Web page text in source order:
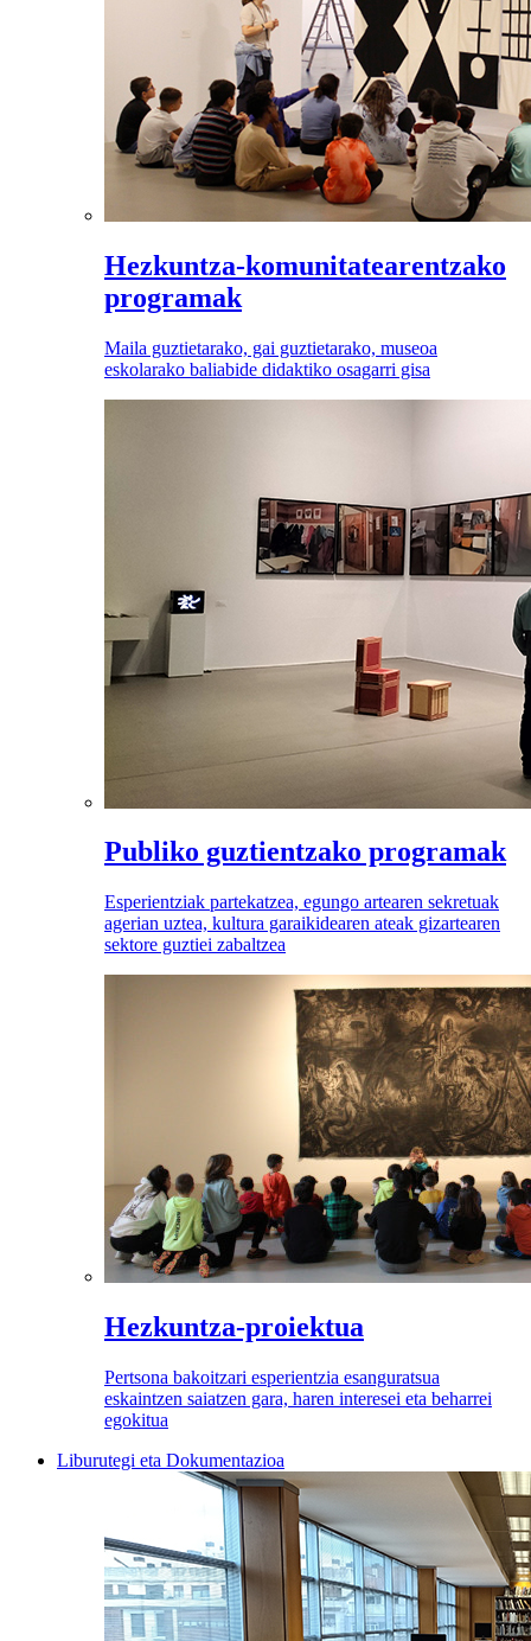
Hezkuntza-komunitatearentzako
programak
Maila guztietarako, gai guztietarako, museoa
eskolarako baliabide didaktiko osagarri gisa
Publiko guztientzako programak
Esperientziak partekatzea, egungo artearen sekretuak
agerian uztea, kultura garaikidearen ateak gizartearen
sektore guztiei zabaltzea
Hezkuntza-proiektua
Pertsona bakoitzari esperientzia esanguratsua
eskaintzen saiatzen gara, haren interesei eta beharrei
egokitua
Liburutegi eta Dokumentazioa